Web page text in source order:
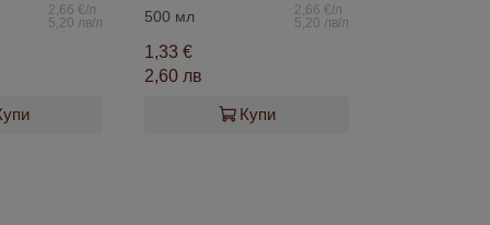
2,66 €/л
5,20 лв/л
500 мл
2,66 €/л
5,20 лв/л
1,33 €
2,60 лв
Купи